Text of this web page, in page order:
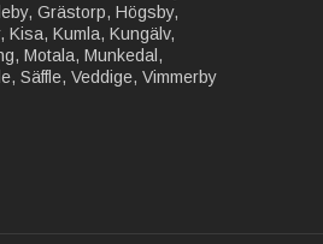
Grästorp, Högsby,
Kisa, Kumla, Kungälv,
Motala, Munkedal,
Säffle, Veddige, Vimmerby